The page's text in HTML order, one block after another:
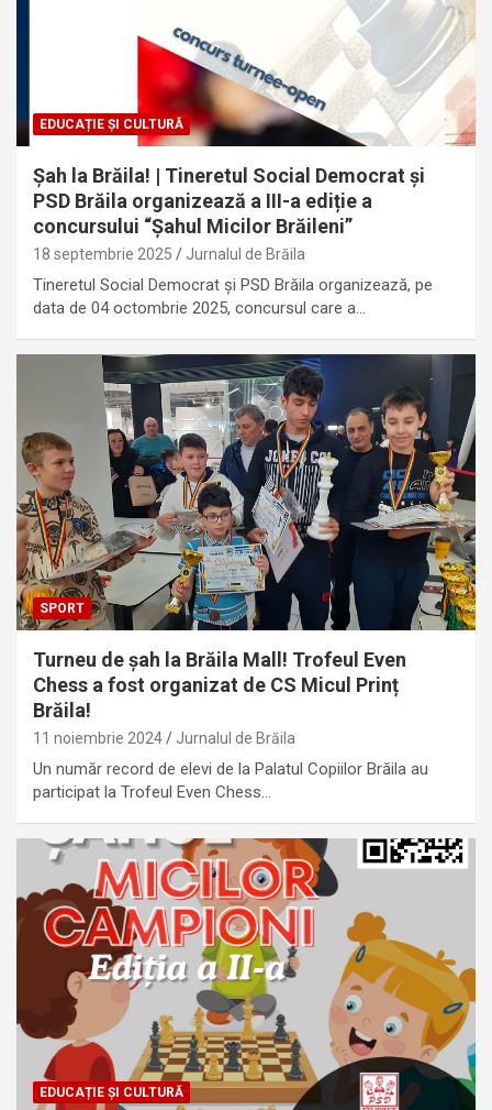
EDUCAȚIE ȘI CULTURĂ
Șah la Brăila! | Tineretul Social Democrat și
PSD Brăila organizează a III-a ediție a
concursului “Șahul Micilor Brăileni”
18 septembrie 2025 Jurnalul de Brăila
Tineretul Social Democrat și PSD Brăila organizează, pe
data de 04 octombrie 2025, concursul care a…
SPORT
Turneu de șah la Brăila Mall! Trofeul Even
Chess a fost organizat de CS Micul Prinț
Brăila!
11 noiembrie 2024 Jurnalul de Brăila
Un număr record de elevi de la Palatul Copiilor Brăila au
participat la Trofeul Even Chess…
EDUCAȚIE ȘI CULTURĂ